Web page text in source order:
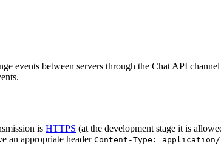
events between servers through the Chat API
is HTTPS (at the development stage it is
an appropriate header Content-Type: